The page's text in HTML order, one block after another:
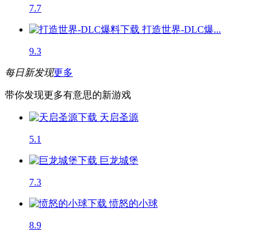
7.7
打造世界-DLC爆...
9.3
每日新发现更多
带你发现更多有意思的新游戏
天启圣源
5.1
巨龙城堡
7.3
愤怒的小球
8.9